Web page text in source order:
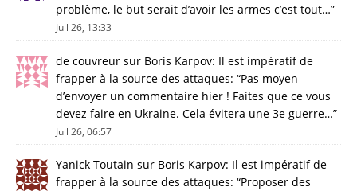
problème, le but serait d’avoir les armes c’est tout…”
Juil 26, 13:33
de couvreur sur Boris Karpov: Il est impératif de
frapper à la source des attaques: “Pas moyen
d’envoyer un commentaire hier ! Faites que ce vous
devez faire en Ukraine. Cela évitera une 3e guerre…”
Juil 26, 06:57
Yanick Toutain sur Boris Karpov: Il est impératif de
frapper à la source des attaques: “Proposer des